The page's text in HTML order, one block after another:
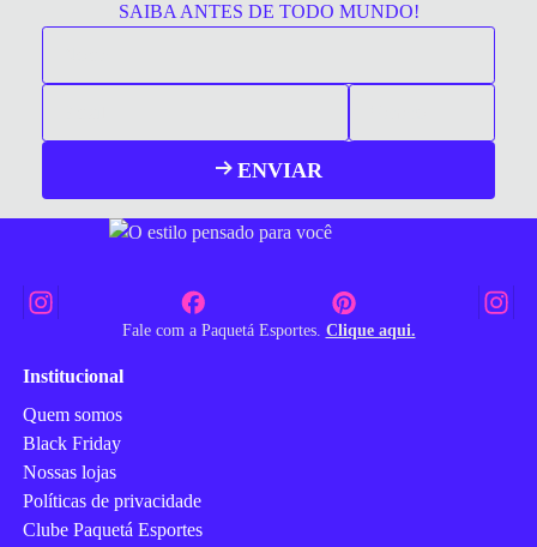
SAIBA ANTES DE TODO MUNDO!
ENVIAR
Fale com a Paquetá Esportes. Clique aqui.
Institucional
Quem somos
Black Friday
Nossas lojas
Políticas de privacidade
Clube Paquetá Esportes